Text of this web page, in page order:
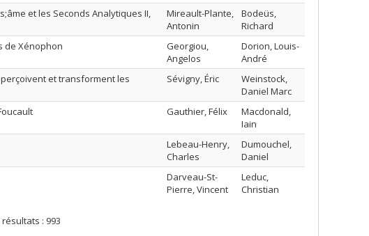
et les Seconds Analytiques II,
Mireault-Plante,
Antonin
Bodeüs,
Richard
de Xénophon
Georgiou,
Angelos
Dorion, Louis-
André
et transforment les
Sévigny, Éric
Weinstock,
Daniel Marc
Gauthier, Félix
Macdonald,
Iain
Lebeau-Henry,
Charles
Dumouchel,
Daniel
Darveau-St-
Pierre, Vincent
Leduc,
Christian
: 993